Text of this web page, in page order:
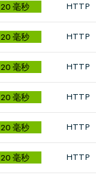
20 毫秒 HTTP
20 毫秒 HTTP
20 毫秒 HTTP
20 毫秒 HTTP
20 毫秒 HTTP
20 毫秒 HTTP